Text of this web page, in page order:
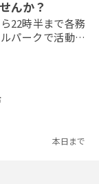
んか？
22時半まで各務
パークで活動し
フットサルを通
解消しています
す^_^ 現在、女
！ 女性も大歓迎
本日まで